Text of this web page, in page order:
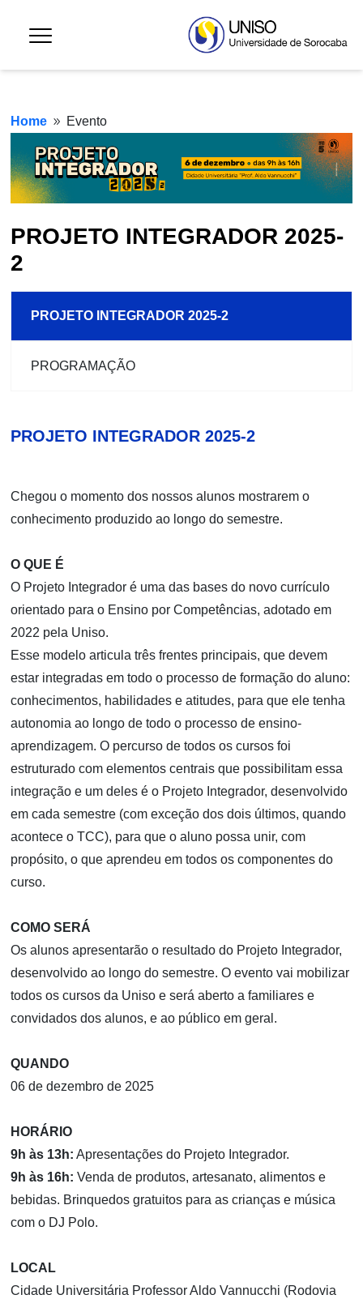
Home 9 Evento
PROJETO INTEGRADOR 2025-
2
PROJETO INTEGRADOR 2025-2
PROGRAMAÇÃO
PROJETO INTEGRADOR 2025-2
Chegou o momento dos nossos alunos mostrarem o
conhecimento produzido ao longo do semestre.
O QUE É
O Projeto Integrador é uma das bases do novo currículo
orientado para o Ensino por Competências, adotado em
2022 pela Uniso.
Esse modelo articula três frentes principais, que devem
estar integradas em todo o processo de formação do aluno:
conhecimentos, habilidades e atitudes, para que ele tenha
autonomia ao longo de todo o processo de ensino-
aprendizagem. O percurso de todos os cursos foi
estruturado com elementos centrais que possibilitam essa
integração e um deles é o Projeto Integrador, desenvolvido
em cada semestre (com exceção dos dois últimos, quando
acontece o TCC), para que o aluno possa unir, com
propósito, o que aprendeu em todos os componentes do
curso.
COMO SERÁ
Os alunos apresentarão o resultado do Projeto Integrador,
desenvolvido ao longo do semestre. O evento vai mobilizar
todos os cursos da Uniso e será aberto a familiares e
convidados dos alunos, e ao público em geral.
QUANDO
06 de dezembro de 2025
HORÁRIO
9h às 13h: Apresentações do Projeto Integrador.
9h às 16h:Venda de produtos, artesanato, alimentos e
bebidas. Brinquedos gratuitos para as crianças e música
com o DJ Polo.
LOCAL
Cidade Universitária Professor Aldo Vannucchi (Rodovia